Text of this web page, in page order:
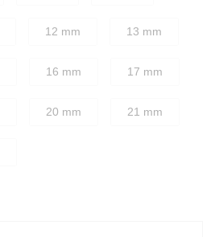
12 mm 13 mm
16 mm 17 mm
20 mm 21 mm